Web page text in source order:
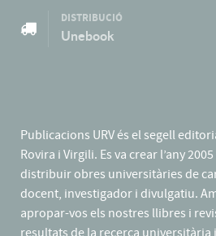
DISTRIBUCIÓ
Unebook
Publicacions URV és el segell
Rovira i Virgili. Es va crear l’any
distribuir obres universitàries de
docent, investigador i divulgatiu.
apropar-vos els nostres llibres i